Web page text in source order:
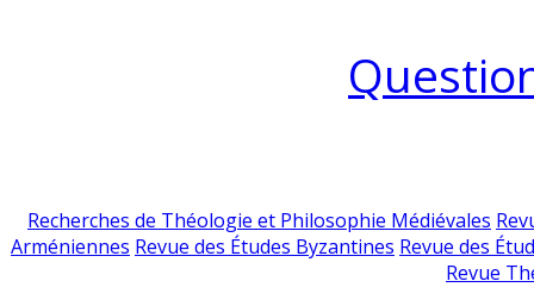
Recherches de Théologie et Philosophie Médiévales
Arméniennes Revue des Études Byzantines Revue des
Revue